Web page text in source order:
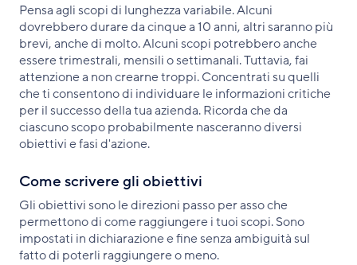
Pensa agli scopi di lunghezza variabile. Alcuni
dovrebbero durare da cinque a 10 anni, altri saranno più
brevi, anche di molto. Alcuni scopi potrebbero anche
essere trimestrali, mensili o settimanali. Tuttavia, fai
attenzione a non crearne troppi. Concentrati su quelli
che ti consentono di individuare le informazioni critiche
per il successo della tua azienda. Ricorda che da
ciascuno scopo probabilmente nasceranno diversi
obiettivi e fasi d'azione.
Come scrivere gli obiettivi
Gli obiettivi sono le direzioni passo per asso che
permettono di come raggiungere i tuoi scopi. Sono
impostati in dichiarazione e fine senza ambiguità sul
fatto di poterli raggiungere o meno.